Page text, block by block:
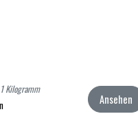
Kilogramm
Ansehen